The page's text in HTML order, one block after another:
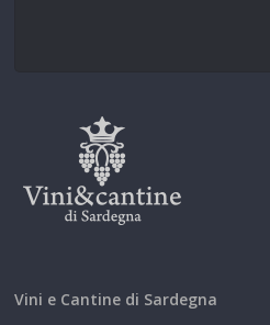
Vini e Cantine di Sardegna